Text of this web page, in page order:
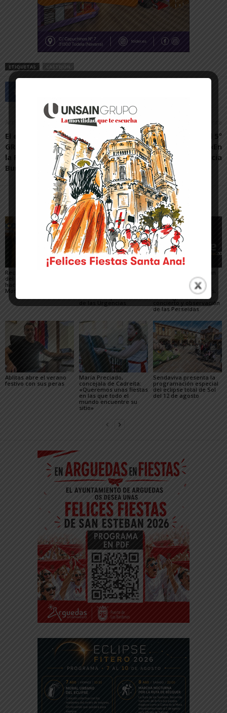
ETIQUETAS CASTEJÓN
Artículo anterior
El equipo de robótica
GRAT Anunciata triunfa en
la FIRST LEGO League
Burgos
Artículo siguiente
La Ribera, en el 5º
encuentro estatal de «En
bici sin edad» en Valencia
Artículos relacionados Más del autor
Recuperado un relieve
del siglo XVI robado
hace 16 años del
Monasterio de Fitero
de las Urgencias
Arguedas presenta un
completo programa
para el eclipse, con
actividades científicas,
visitas guiadas,
concierto y observación
de las Perseidas
Ablitas abre el verano
festivo con sus peras
María Preciado,
concejala de Cadreita:
«Queremos unas fiestas
en las que todo el
mundo encuentre su
sitio»
Sendaviva presenta la
programación especial
del eclipse total de Sol
del 12 de agosto